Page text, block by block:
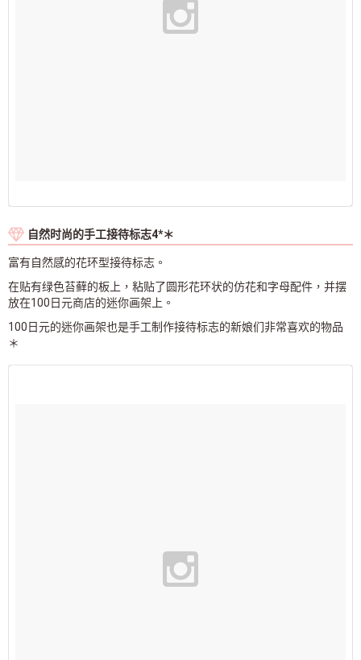
自然时尚的手工接待标志4*＊
富有自然感的花环型接待标志。
在贴有绿色苔藓的板上，粘贴了圆形花环状的仿花和字母配件，并摆
放在100日元商店的迷你画架上。
100日元的迷你画架也是手工制作接待标志的新娘们非常喜欢的物品
＊